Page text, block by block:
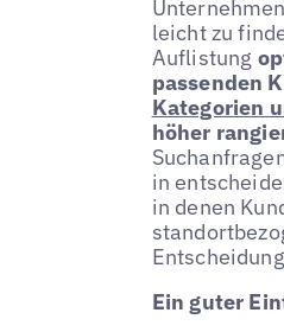
leicht zu
Auflistung
passenden
Kategorien
höher
in
in denen
Ein guter